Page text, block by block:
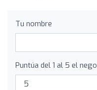
Tu nombre
Puntúa del 1 al 5 el